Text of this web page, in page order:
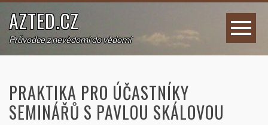
AZTED.CZ
Průvodce z nevědomí do vědomí
PRAKTIKA PRO ÚČASTNÍKY
SEMINÁŘŮ S PAVLOU SKÁLOVOU